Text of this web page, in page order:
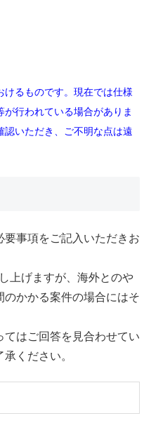
るものです。現在では仕様
行われている場合がありま
いただき、ご不明な点は遠
事項をご記入いただきお
上げますが、海外とのや
のかかる案件の場合にはそ
てはご回答を見合わせてい
ください。